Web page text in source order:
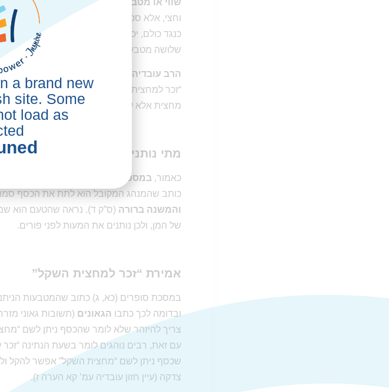
וחצי, אלא סכום השווה לשקל וחצי. לכן, מי
כנגד כולם, יכול לתת סכום השווה לשלושה
שלושה מטבעות של חצי שקל, ולא סכום השווה
הרב עובדיה יוסף
(חזון עובדיה עמ’ קג)
“זכר למחצית השקל” באופן שיורכב משלושה
מחצית אלא על שלושה מטבעות כלשהם).
מתי נותנים?
כאמור,במסכת סופרים (שם) נכתב שהמנהג
כותב שהמנהג המקובל הוא לתת את הכסף
והמשנה ברורה (ס”ק ד). נראה שהטעם הוא
של המן, ולכן נותנים את המעות לפני פורים.
אמירת “זכר למחצית השקל”
במסכת סופרים (כא, ג) כתוב שהמטבעות
ובדומה לכך כתבו הגאונים (תשובות גאוני
צריך להיזהר שלא לומר שהכסף ניתן לשם
עם זאת, רבים נוהגים לומר בשעת הנתינה
שכסף ניתן לשם “מחצית השקל” אפשר להקל
צדקה (עיין חזון עובדיה עמ’ קא הערה ז).
a brand new
site. Some
load as